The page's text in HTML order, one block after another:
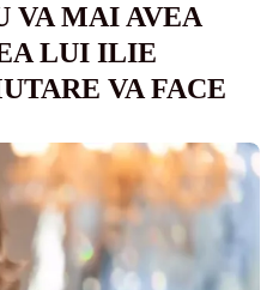
VA MAI AVEA
LUI ILIE
VA FACE